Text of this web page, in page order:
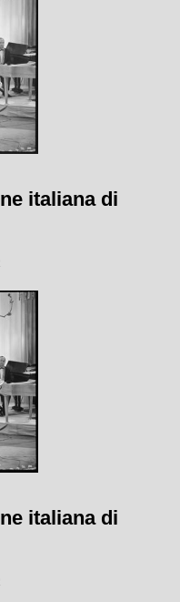
italiana di
italiana di